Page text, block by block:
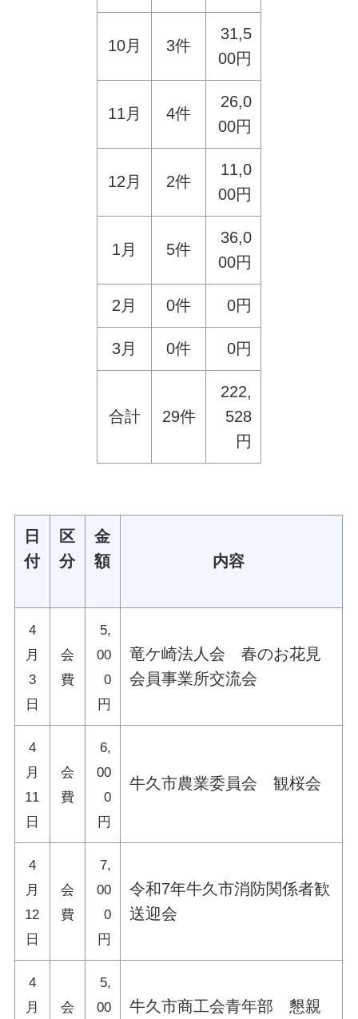
10月 3件
31,5
00円
11月 4件
26,0
00円
12月 2件
11,0
00円
1月 5件
36,0
00円
2月 0件 0円
3月 0件 0円
合計 29件
222,
528
円
日
付
区
分
金
額
内容
4
月
3
日
会
費
5,
00
0
円
竜ケ崎法人会 春のお花見
会員事業所交流会
4
月
11
日
会
費
6,
00
0
円
牛久市農業委員会 観桜会
4
月
12
日
会
費
7,
00
0
円
令和7年牛久市消防関係者歓
送迎会
4
月
会
5,
00
牛久市商工会青年部 懇親